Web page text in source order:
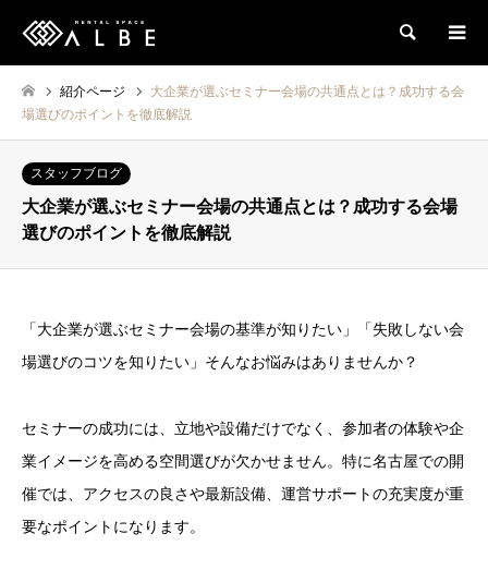
検索
紹介ページ
大企業が選ぶセミナー会場の共通点とは？成功する会
場選びのポイントを徹底解説
スタッフブログ
大企業が選ぶセミナー会場の共通点とは？成功する会場
選びのポイントを徹底解説
「大企業が選ぶセミナー会場の基準が知りたい」「失敗しない会
場選びのコツを知りたい」そんなお悩みはありませんか？
セミナーの成功には、立地や設備だけでなく、参加者の体験や企
業イメージを高める空間選びが欠かせません。特に名古屋での開
催では、アクセスの良さや最新設備、運営サポートの充実度が重
要なポイントになります。